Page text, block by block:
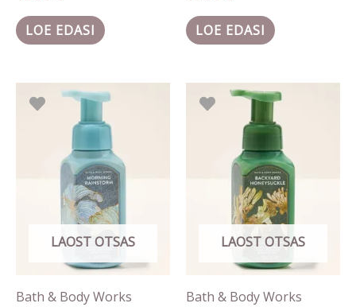
LOE EDASI LOE EDASI
LAOST OTSAS
Bath & Body Works
LAOST OTSAS
Bath & Body Works